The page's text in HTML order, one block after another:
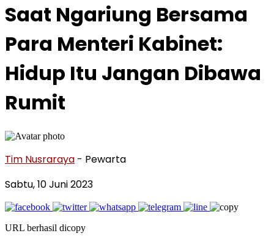
Saat Ngariung Bersama
Para Menteri Kabinet:
Hidup Itu Jangan Dibawa
Rumit
Tim Nusraraya - Pewarta
Sabtu, 10 Juni 2023
URL berhasil dicopy